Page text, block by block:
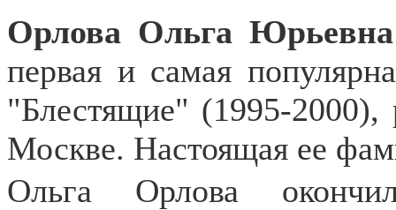
Орлова Ольга
первая и самая
"Блестящие" (1995-2000),
Москве. Настоящая ее
Ольга Орлова